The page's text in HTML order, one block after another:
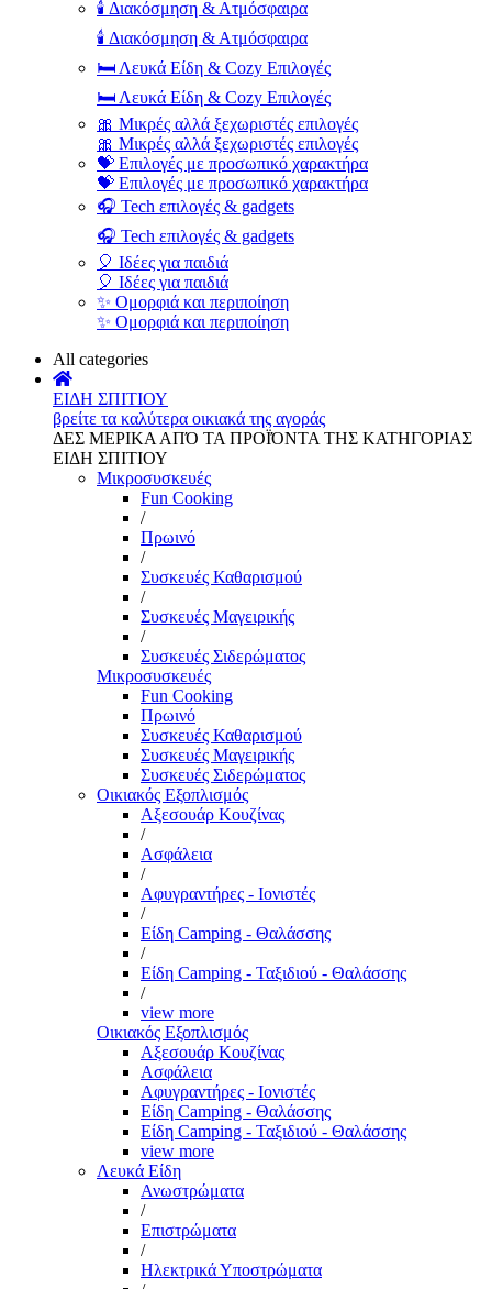
🕯️ Διακόσμηση & Ατμόσφαιρα
🕯️ Διακόσμηση & Ατμόσφαιρα
🛏️ Λευκά Είδη & Cozy Επιλογές
🛏️ Λευκά Είδη & Cozy Επιλογές
🎀 Μικρές αλλά ξεχωριστές επιλογές
🎀 Μικρές αλλά ξεχωριστές επιλογές
💝 Επιλογές με προσωπικό χαρακτήρα
💝 Επιλογές με προσωπικό χαρακτήρα
🎧 Tech επιλογές & gadgets
🎧 Tech επιλογές & gadgets
🎈 Ιδέες για παιδιά
🎈 Ιδέες για παιδιά
✨ Ομορφιά και περιποίηση
✨ Ομορφιά και περιποίηση
All categories
ΕΙΔΗ ΣΠΙΤΙΟΥ
βρείτε τα καλύτερα οικιακά της αγοράς
ΔΕΣ ΜΕΡΙΚΑ ΑΠΌ ΤΑ ΠΡΟΪΌΝΤΑ ΤΗΣ ΚΑΤΗΓΟΡΙΑΣ
ΕΙΔΗ ΣΠΙΤΙΟΥ
Μικροσυσκευές
Fun Cooking
/
Πρωινό
/
Συσκευές Καθαρισμού
/
Συσκευές Μαγειρικής
/
Συσκευές Σιδερώματος
Μικροσυσκευές
Fun Cooking
Πρωινό
Συσκευές Καθαρισμού
Συσκευές Μαγειρικής
Συσκευές Σιδερώματος
Οικιακός Εξοπλισμός
Αξεσουάρ Κουζίνας
/
Ασφάλεια
/
Αφυγραντήρες - Ιονιστές
/
Είδη Camping - Θαλάσσης
/
Είδη Camping - Ταξιδιού - Θαλάσσης
/
view more
Οικιακός Εξοπλισμός
Αξεσουάρ Κουζίνας
Ασφάλεια
Αφυγραντήρες - Ιονιστές
Είδη Camping - Θαλάσσης
Είδη Camping - Ταξιδιού - Θαλάσσης
view more
Λευκά Είδη
Ανωστρώματα
/
Επιστρώματα
/
Ηλεκτρικά Υποστρώματα